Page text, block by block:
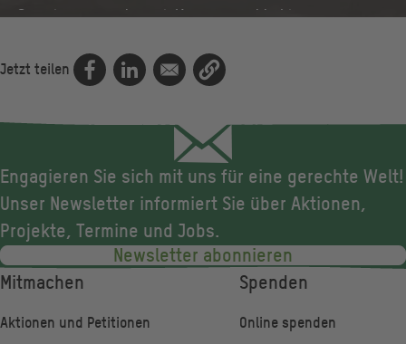
Gemeinsam machen wir Konsum nachhaltig.
Jetzt teilen
Engagieren Sie sich mit uns für eine gerechte Welt!
Unser Newsletter informiert Sie über Aktionen,
Projekte, Termine und Jobs.
Newsletter abonnieren
Fußzeile
Mitmachen
Aktionen und Petitionen
Spenden
Online spenden